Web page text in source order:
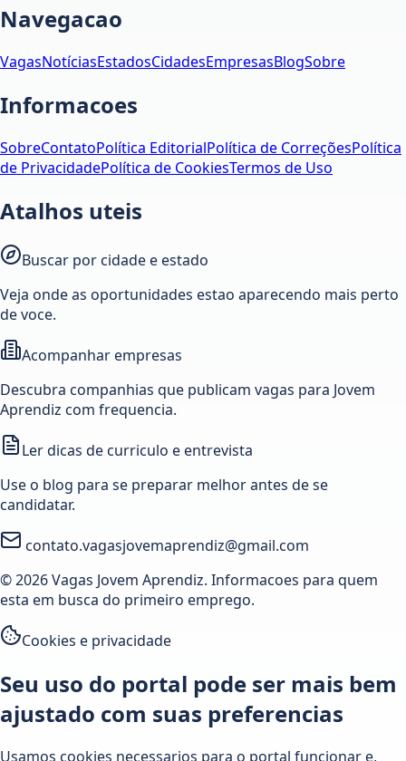
Navegacao
VagasNotíciasEstadosCidadesEmpresasBlogSobre
Informacoes
SobreContatoPolítica EditorialPolítica de CorreçõesPolítica
de PrivacidadePolítica de CookiesTermos de Uso
Atalhos uteis
Buscar por cidade e estado
Veja onde as oportunidades estao aparecendo mais perto
de voce.
Acompanhar empresas
Descubra companhias que publicam vagas para Jovem
Aprendiz com frequencia.
Ler dicas de curriculo e entrevista
Use o blog para se preparar melhor antes de se
candidatar.
contato.vagasjovemaprendiz@gmail.com
© 2026 Vagas Jovem Aprendiz. Informacoes para quem
esta em busca do primeiro emprego.
Cookies e privacidade
Seu uso do portal pode ser mais bem
ajustado com suas preferencias
Usamos cookies necessarios para o portal funcionar e,